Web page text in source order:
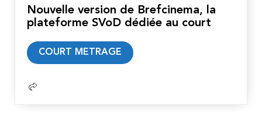
Nouvelle version de Brefcinema, la
plateforme SVoD dédiée au court
COURT METRAGE